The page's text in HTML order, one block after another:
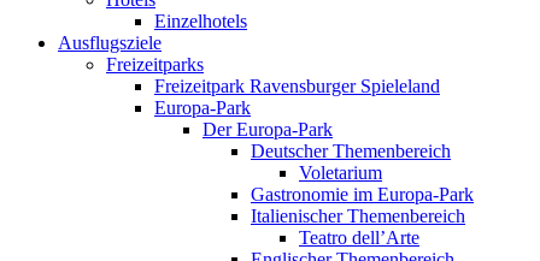
Einzelhotels
Ausflugsziele
Freizeitparks
Freizeitpark Ravensburger Spieleland
Europa-Park
Der Europa-Park
Deutscher Themenbereich
Voletarium
Gastronomie im Europa-Park
Italienischer Themenbereich
Teatro dell’Arte